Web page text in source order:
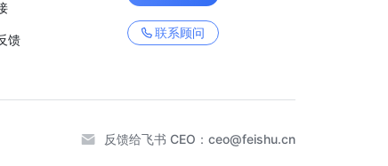
馈 联系顾问
反馈给飞书 CEO： ceo@feishu.cn